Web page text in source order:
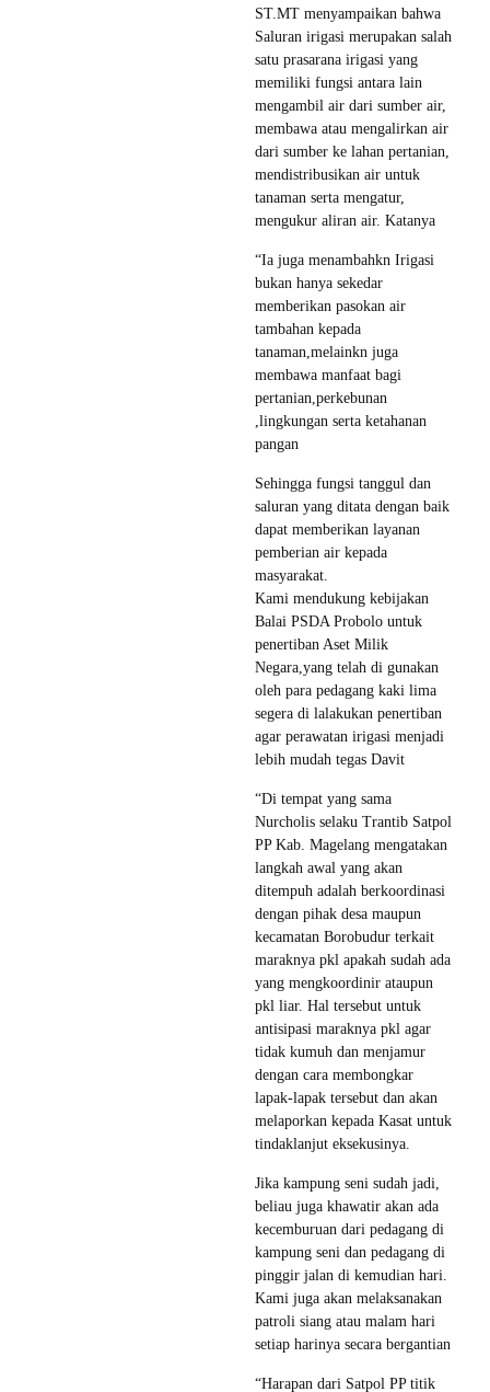
ST.MT menyampaikan bahwa
Saluran irigasi merupakan salah
satu prasarana irigasi yang
memiliki fungsi antara lain
mengambil air dari sumber air,
membawa atau mengalirkan air
dari sumber ke lahan pertanian,
mendistribusikan air untuk
tanaman serta mengatur,
mengukur aliran air. Katanya
“Ia juga menambahkn Irigasi
bukan hanya sekedar
memberikan pasokan air
tambahan kepada
tanaman,melainkn juga
membawa manfaat bagi
pertanian,perkebunan
,lingkungan serta ketahanan
pangan
Sehingga fungsi tanggul dan
saluran yang ditata dengan baik
dapat memberikan layanan
pemberian air kepada
masyarakat.
Kami mendukung kebijakan
Balai PSDA Probolo untuk
penertiban Aset Milik
Negara,yang telah di gunakan
oleh para pedagang kaki lima
segera di lalakukan penertiban
agar perawatan irigasi menjadi
lebih mudah tegas Davit
“Di tempat yang sama
Nurcholis selaku Trantib Satpol
PP Kab. Magelang mengatakan
langkah awal yang akan
ditempuh adalah berkoordinasi
dengan pihak desa maupun
kecamatan Borobudur terkait
maraknya pkl apakah sudah ada
yang mengkoordinir ataupun
pkl liar. Hal tersebut untuk
antisipasi maraknya pkl agar
tidak kumuh dan menjamur
dengan cara membongkar
lapak-lapak tersebut dan akan
melaporkan kepada Kasat untuk
tindaklanjut eksekusinya.
Jika kampung seni sudah jadi,
beliau juga khawatir akan ada
kecemburuan dari pedagang di
kampung seni dan pedagang di
pinggir jalan di kemudian hari.
Kami juga akan melaksanakan
patroli siang atau malam hari
setiap harinya secara bergantian
“Harapan dari Satpol PP titik